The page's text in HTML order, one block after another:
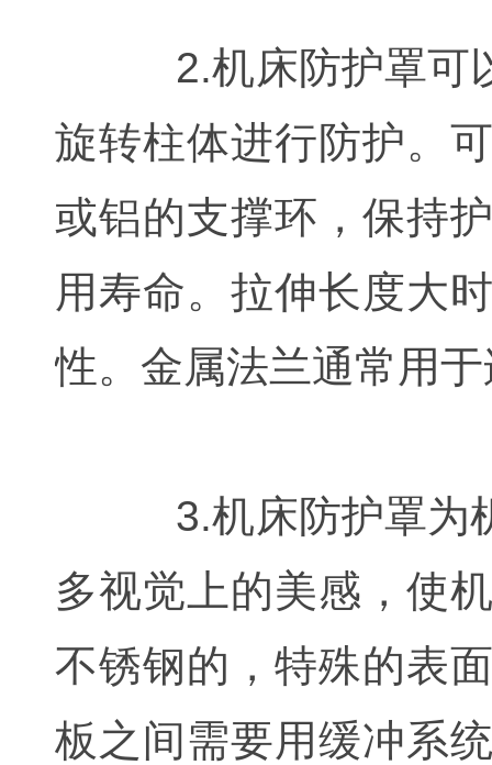
2.机床防护罩可以
旋转柱体进行防护。
或铝的支撑环，保持
用寿命。拉伸长度大
性。金属法兰通常用
3.机床防护罩为机
多视觉上的美感，使
不锈钢的，特殊的表
板之间需要用缓冲系